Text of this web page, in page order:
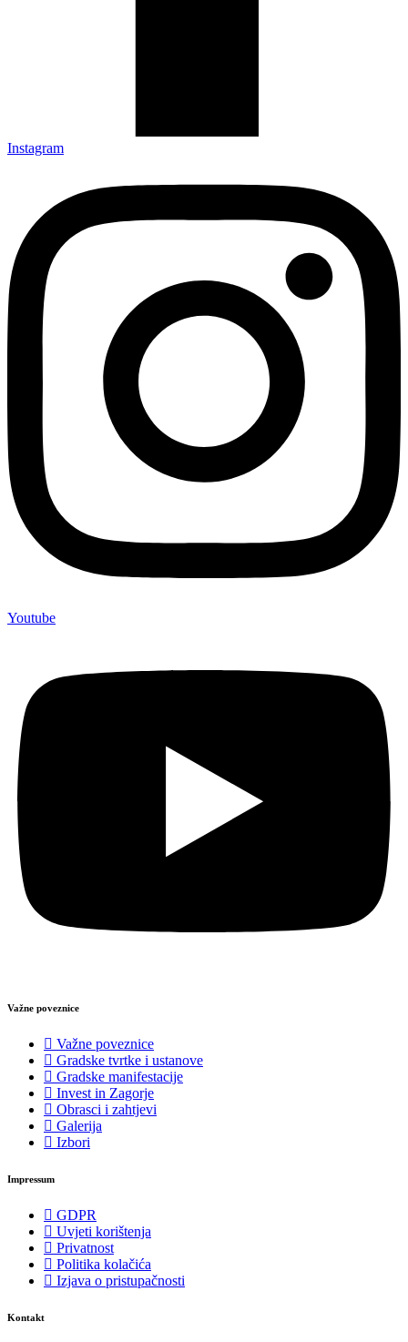
Instagram
Youtube
Važne poveznice
Važne poveznice
Gradske tvrtke i ustanove
Gradske manifestacije
Invest in Zagorje
Obrasci i zahtjevi
Galerija
Izbori
Impressum
GDPR
Uvjeti korištenja
Privatnost
Politika kolačića
Izjava o pristupačnosti
Kontakt